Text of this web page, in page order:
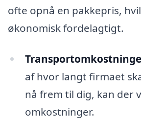
ofte opnå en pakkepris,
økonomisk fordelagtigt.
af hvor langt firmaet
nå frem til dig, kan der
omkostninger.